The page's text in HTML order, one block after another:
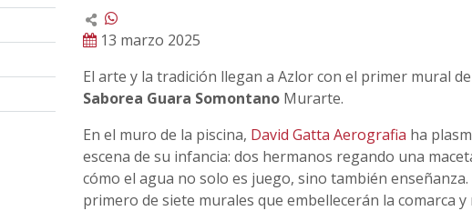
13 marzo 2025
El arte y la tradición llegan a Azlor con el primer mural
Saborea Guara Somontano Murarte.
En el muro de la piscina, David Gatta Aerografia ha
escena de su infancia: dos hermanos regando una
cómo el agua no solo es juego, sino también enseñanza.
primero de siete murales que embellecerán la comarca